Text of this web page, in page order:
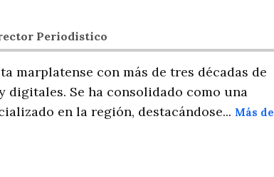
Periodistico
marplatense con más de tres décadas de
Se ha consolidado como una
en la región, destacándose... Más de